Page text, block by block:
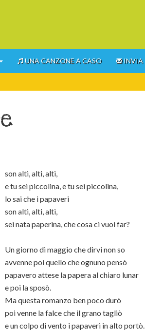
UNA CANZONE A CASO INVIA
son alti, alti, alti,
e tu sei piccolina, e tu sei piccolina,
lo sai che i papaveri
son alti, alti, alti,
sei nata paperina, che cosa ci vuoi far?
Un giorno di maggio che dirvi non so
avvenne poi quello che ognuno pensò
papavero attese la papera al chiaro lunar
e poi la sposò.
Ma questa romanzo ben poco durò
poi venne la falce che il grano tagliò
e un colpo di vento i papaveri in alto portò.